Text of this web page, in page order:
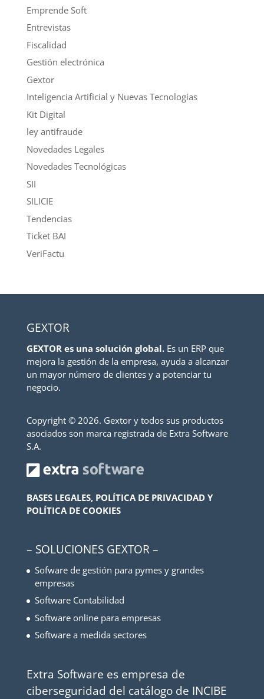
Emprende Soft
Entrevistas
Fiscalidad
Gestión electrónica
Gextor
Inteligencia Artificial y Nuevas Tecnologías
Kit Digital
ley antifraude
Novedades Legales
Novedades Tecnológicas
SII
SILICIE
Tendencias
Ticket BAI
VeriFactu
GEXTOR
GEXTOR es una solución global.Es un ERP que
mejora la gestión de la empresa, ayuda a alcanzar
un mayor número de clientes y a potenciar tu
negocio.
Copyright © 2026. Gextor y todos sus productos
asociados son marca registrada de Extra Software
S.A.
BASES LEGALES, POLÍTICA DE PRIVACIDAD Y
POLÍTICA DE COOKIES
– SOLUCIONES GEXTOR –
Sofware de gestión para pymes y grandes
empresas
Software Contabilidad
Software online para empresas
Software a medida sectores
Extra Software es empresa de
ciberseguridad del catálogo de INCIBE